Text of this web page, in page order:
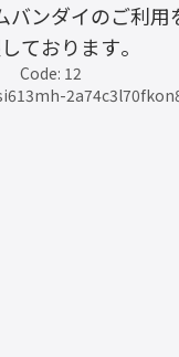
バンダイのご利用
ております。
Code: 12